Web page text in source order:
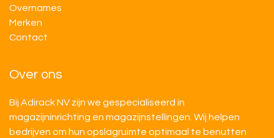
Overnames
M​​erken
Contact
Over ons
Bij Adirack NV zijn we gespecialiseerd in
magazijninrichting en magazijnstellingen. Wij helpen
bedrijven om hun opslagruimte optimaal te benutten